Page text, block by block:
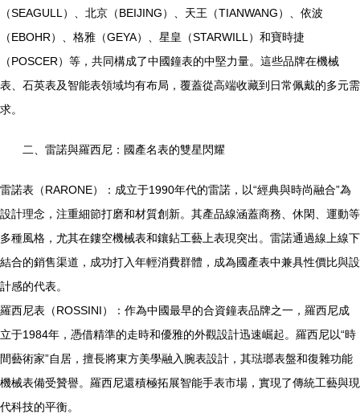
（SEAGULL）、北京（BEIJING）、天王（TIANWANG）、依波
（EBOHR）、格雅（GEYA）、星皇（STARWILL）和寶時捷
（POSCER）等，共同構成了中國鐘表的中堅力量。這些品牌在機械
表、石英表及智能表領域均有布局，覆蓋從高端收藏到日常佩戴的多元需
求。
二、雷諾與羅西尼：國產名表的雙星閃耀
雷諾表（RARONE）：成立于1990年代的雷諾，以“經典與時尚融合”為
設計理念，注重細節打磨和材質創新。其產品線涵蓋商務、休閑、運動等
多種風格，尤其在鏤空機械表和鑲鉆工藝上表現突出。雷諾通過線上線下
結合的銷售渠道，成功打入年輕消費群體，成為國產表中兼具性價比與設
計感的代表。
羅西尼表（ROSSINI）：作為中國最早的合資鐘表品牌之一，羅西尼成
立于1984年，憑借精準的走時和優雅的外觀設計迅速崛起。羅西尼以“時
間藝術家”自居，擅長將東方美學融入腕表設計，其琺瑯表盤和復雜功能
機械表備受贊譽。羅西尼還積極拓展智能手表市場，實現了傳統工藝與現
代科技的平衡。